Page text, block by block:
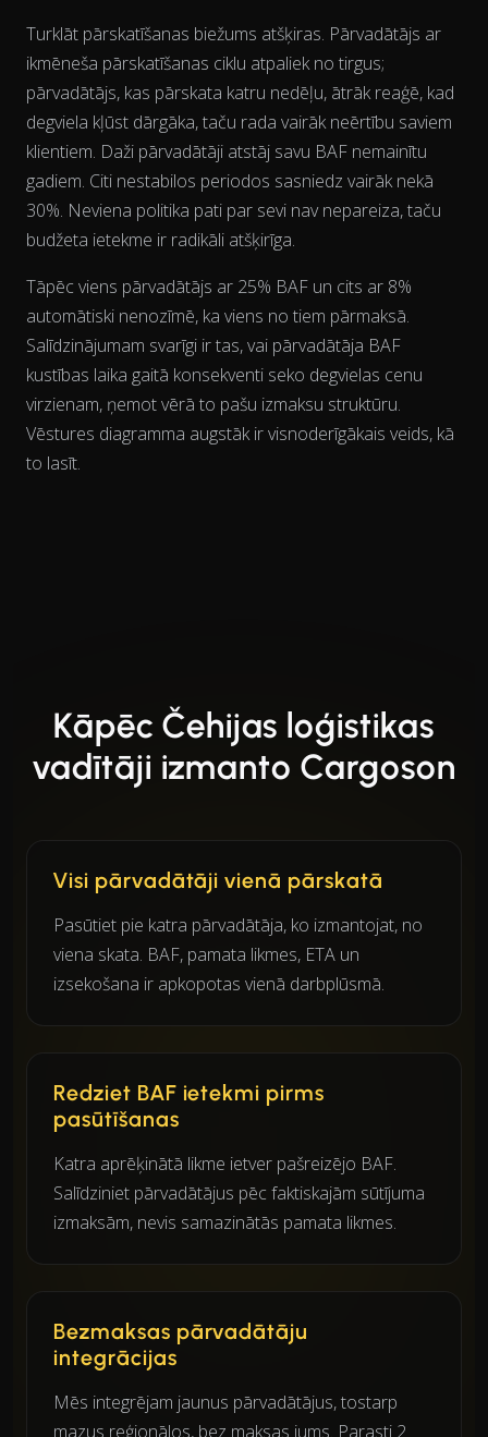
The chart has 2 Y axes displaying % and EUR/L.
Turklāt pārskatīšanas biežums atšķiras. Pārvadātājs ar
ikmēneša pārskatīšanas ciklu atpaliek no tirgus;
pārvadātājs, kas pārskata katru nedēļu, ātrāk reaģē, kad
degviela kļūst dārgāka, taču rada vairāk neērtību saviem
klientiem. Daži pārvadātāji atstāj savu BAF nemainītu
gadiem. Citi nestabilos periodos sasniedz vairāk nekā
30%. Neviena politika pati par sevi nav nepareiza, taču
budžeta ietekme ir radikāli atšķirīga.
Tāpēc viens pārvadātājs ar 25% BAF un cits ar 8%
automātiski nenozīmē, ka viens no tiem pārmaksā.
Salīdzinājumam svarīgi ir tas, vai pārvadātāja BAF
kustības laika gaitā konsekventi seko degvielas cenu
virzienam, ņemot vērā to pašu izmaksu struktūru.
Vēstures diagramma augstāk ir visnoderīgākais veids, kā
to lasīt.
Kāpēc Čehijas loģistikas
vadītāji izmanto Cargoson
Visi pārvadātāji vienā pārskatā
Pasūtiet pie katra pārvadātāja, ko izmantojat, no
viena skata. BAF, pamata likmes, ETA un
izsekošana ir apkopotas vienā darbplūsmā.
Redziet BAF ietekmi pirms
pasūtīšanas
Katra aprēķinātā likme ietver pašreizējo BAF.
Salīdziniet pārvadātājus pēc faktiskajām sūtījuma
izmaksām, nevis samazinātās pamata likmes.
Bezmaksas pārvadātāju
integrācijas
Mēs integrējam jaunus pārvadātājus, tostarp
mazus reģionālos, bez maksas jums. Parasti 2